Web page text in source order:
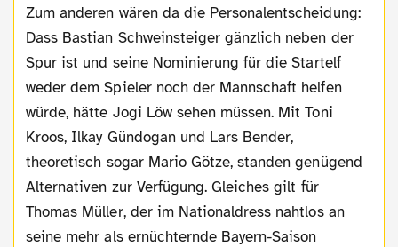
Zum anderen wären da die Personalentscheidung:
Dass Bastian Schweinsteiger gänzlich neben der
Spur ist und seine Nominierung für die Startelf
weder dem Spieler noch der Mannschaft helfen
würde, hätte Jogi Löw sehen müssen. Mit Toni
Kroos, Ilkay Gündogan und Lars Bender,
theoretisch sogar Mario Götze, standen genügend
Alternativen zur Verfügung. Gleiches gilt für
Thomas Müller, der im Nationaldress nahtlos an
seine mehr als ernüchternde Bayern-Saison